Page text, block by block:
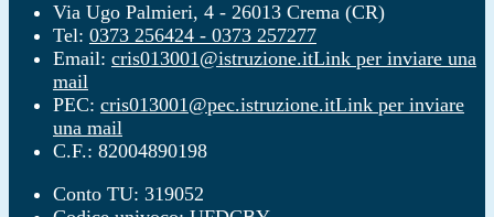
Via Ugo Palmieri, 4 - 26013 Crema (CR)
Tel: 0373 256424 - 0373 257277
Email: cris013001@istruzione.itLink per inviare una
mail
PEC: cris013001@pec.istruzione.itLink per inviare
una mail
C.F.: 82004890198
Conto TU: 319052